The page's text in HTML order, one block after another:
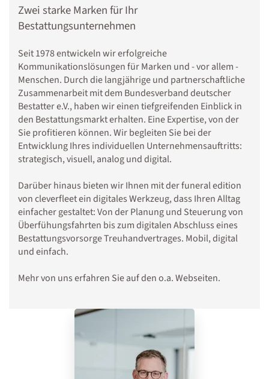
Zwei starke Marken für Ihr
Bestattungsunternehmen
Seit 1978 entwickeln wir erfolgreiche
Kommunikationslösungen für Marken und - vor allem -
Menschen. Durch die langjährige und partnerschaftliche
Zusammenarbeit mit dem Bundesverband deutscher
Bestatter e.V., haben wir einen tiefgreifenden Einblick in
den Bestattungsmarkt erhalten. Eine Expertise, von der
Sie profitieren können. Wir begleiten Sie bei der
Entwicklung Ihres individuellen Unternehmensauftritts:
strategisch, visuell, analog und digital.
Darüber hinaus bieten wir Ihnen mit der funeral edition
von cleverfleet ein digitales Werkzeug, dass Ihren Alltag
einfacher gestaltet: Von der Planung und Steuerung von
Überfühungsfahrten bis zum digitalen Abschluss eines
Bestattungsvorsorge Treuhandvertrages. Mobil, digital
und einfach.
Mehr von uns erfahren Sie auf den o.a. Webseiten.